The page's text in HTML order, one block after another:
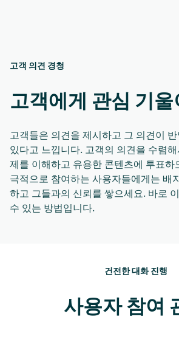
고객 의견 경청
고객에게 관심 기울
고객들은 의견을 제시하고 그 의견이
있다고 느낍니다. 고객의 의견을 수렴
제를 이해하고 유용한 콘텐츠에 투표하
극적으로 참여하는 사용자들에게는 배
하고 그들과의 신뢰를 쌓으세요. 바로
수 있는 방법입니다.
건전한 대화 진행
사용자 참여